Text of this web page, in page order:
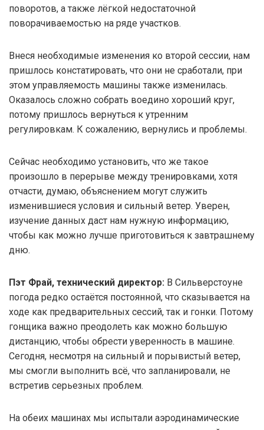
поворотов, а также лёгкой недостаточной
поворачиваемостью на ряде участков.
Внеся необходимые изменения ко второй сессии, нам
пришлось констатировать, что они не сработали, при
этом управляемость машины также изменилась.
Оказалось сложно собрать воедино хороший круг,
потому пришлось вернуться к утренним
регулировкам. К сожалению, вернулись и проблемы.
Сейчас необходимо установить, что же такое
произошло в перерыве между тренировками, хотя
отчасти, думаю, объяснением могут служить
изменившиеся условия и сильный ветер. Уверен,
изучение данных даст нам нужную информацию,
чтобы как можно лучше приготовиться к завтрашнему
дню.
Пэт Фрай, технический директор: В Сильверстоуне
погода редко остаётся постоянной, что сказывается на
ходе как предварительных сессий, так и гонки. Потому
гонщика важно преодолеть как можно большую
дистанцию, чтобы обрести уверенность в машине.
Сегодня, несмотря на сильный и порывистый ветер,
мы смогли выполнить всё, что запланировали, не
встретив серьезных проблем.
На обеих машинах мы испытали аэродинамические